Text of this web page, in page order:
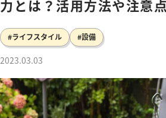
力とは？活用方法や注意
#ライフスタイル #設備
2023.03.03